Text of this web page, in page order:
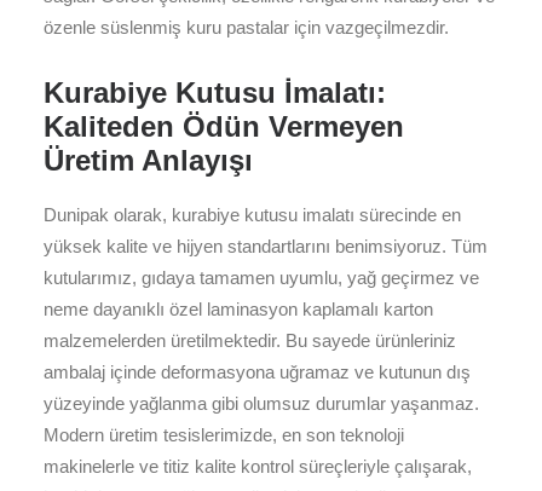
özenle süslenmiş kuru pastalar için vazgeçilmezdir.
Kurabiye Kutusu İmalatı:
Kaliteden Ödün Vermeyen
Üretim Anlayışı
Dunipak olarak, kurabiye kutusu imalatı sürecinde en
yüksek kalite ve hijyen standartlarını benimsiyoruz. Tüm
kutularımız, gıdaya tamamen uyumlu, yağ geçirmez ve
neme dayanıklı özel laminasyon kaplamalı karton
malzemelerden üretilmektedir. Bu sayede ürünleriniz
ambalaj içinde deformasyona uğramaz ve kutunun dış
yüzeyinde yağlanma gibi olumsuz durumlar yaşanmaz.
Modern üretim tesislerimizde, en son teknoloji
makinelerle ve titiz kalite kontrol süreçleriyle çalışarak,